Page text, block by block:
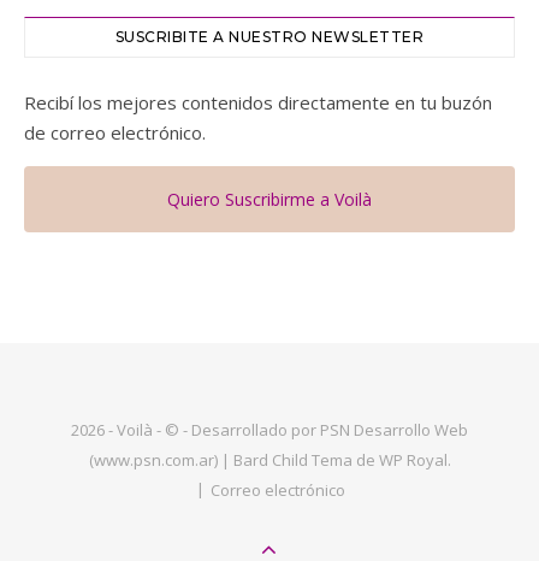
SUSCRIBITE A NUESTRO NEWSLETTER
Recibí los mejores contenidos directamente en tu buzón
de correo electrónico.
Quiero Suscribirme a Voilà
2026 - Voilà - © - Desarrollado por PSN Desarrollo Web
(www.psn.com.ar) | Bard Child Tema de WP Royal.
Correo electrónico